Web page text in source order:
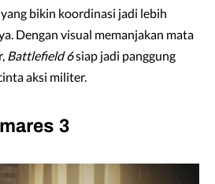
bikin koordinasi jadi lebih
Dengan visual memanjakan mata
Battlefield 6siap jadi panggung
aksi militer.
3